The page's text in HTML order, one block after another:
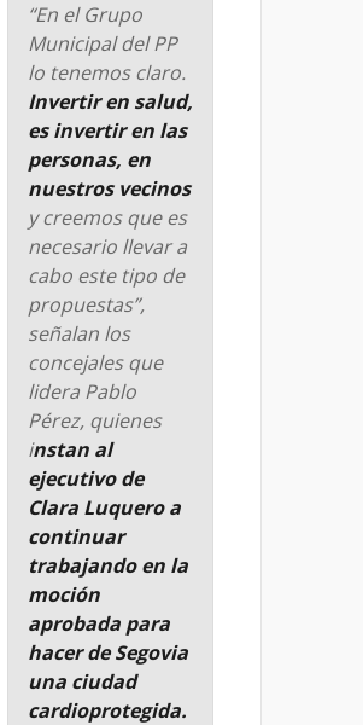
“En el Grupo
Municipal del PP
lo tenemos claro.
Invertir en salud,
es invertir en las
personas, en
nuestros vecinos
y creemos que es
necesario llevar a
cabo este tipo de
propuestas”,
señalan los
concejales que
lidera Pablo
Pérez, quienes
instan al
ejecutivo de
Clara Luquero a
continuar
trabajando en la
moción
aprobada para
hacer de Segovia
una ciudad
cardioprotegida.